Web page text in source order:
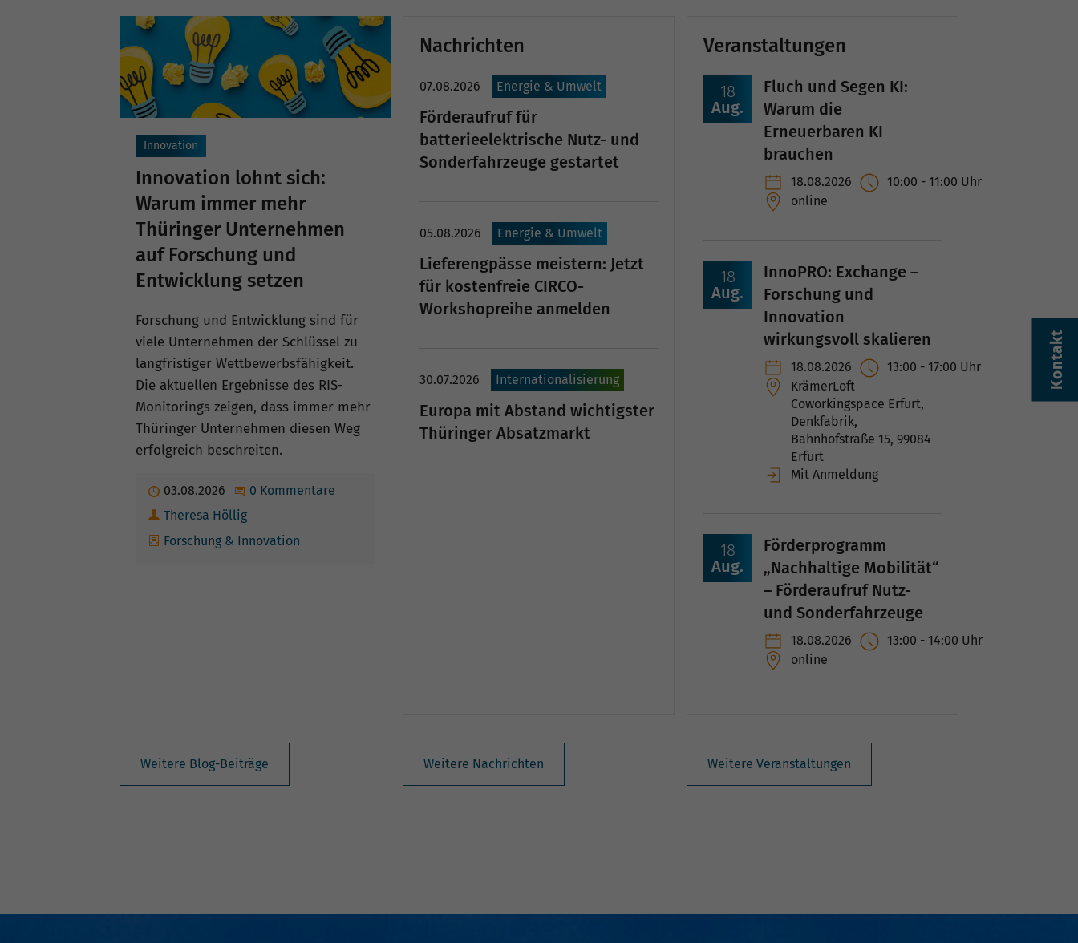
Kontakt
Innovation
Innovation lohnt sich:
Warum immer mehr
Thüringer Unternehmen
auf Forschung und
Entwicklung setzen
Forschung und Entwicklung sind für
viele Unternehmen der Schlüssel zu
langfristiger Wettbewerbsfähigkeit.
Die aktuellen Ergebnisse des RIS-
Monitorings zeigen, dass immer mehr
Thüringer Unternehmen diesen Weg
erfolgreich beschreiten.
Publiziert
03.08.2026 Beginne eine Unterhaltung
0 Kommentare
Autor
Theresa Höllig
Kategorien
Forschung & Innovation
Weitere Blog-Beiträge
Nachrichten
07.08.2026 Energie & Umwelt
Förderaufruf für
batterieelektrische Nutz- und
Sonderfahrzeuge gestartet
05.08.2026 Energie & Umwelt
Lieferengpässe meistern: Jetzt
für kostenfreie CIRCO-
Workshopreihe anmelden
30.07.2026 Internationalisierung
Europa mit Abstand wichtigster
Thüringer Absatzmarkt
Weitere Nachrichten
Veranstaltungen
18
Aug.
Fluch und Segen KI:
Warum die
Erneuerbaren KI
brauchen
18.08.2026 10:00 - 11:00 Uhr
online
18
Aug.
InnoPRO: Exchange –
Forschung und
Innovation
wirkungsvoll skalieren
18.08.2026 13:00 - 17:00 Uhr
KrämerLoft
Coworkingspace Erfurt,
Denkfabrik,
Bahnhofstraße 15, 99084
Erfurt
Mit Anmeldung
18
Aug.
Förderprogramm
„Nachhaltige Mobilität“
– Förderaufruf Nutz-
und Sonderfahrzeuge
18.08.2026 13:00 - 14:00 Uhr
online
Weitere Veranstaltungen